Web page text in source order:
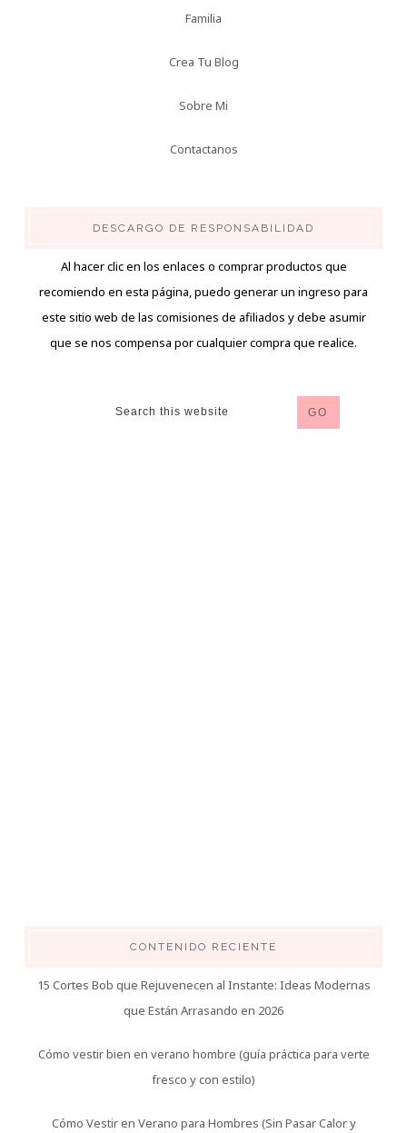
Familia
Crea Tu Blog
Sobre Mi
Contactanos
DESCARGO DE RESPONSABILIDAD
Al hacer clic en los enlaces o comprar productos que
recomiendo en esta página, puedo generar un ingreso para
este sitio web de las comisiones de afiliados y debe asumir
que se nos compensa por cualquier compra que realice.
CONTENIDO RECIENTE
15 Cortes Bob que Rejuvenecen al Instante: Ideas Modernas
que Están Arrasando en 2026
Cómo vestir bien en verano hombre (guía práctica para verte
fresco y con estilo)
Cómo Vestir en Verano para Hombres (Sin Pasar Calor y